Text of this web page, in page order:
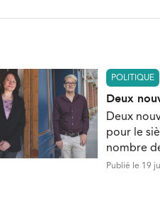
POLITIQUE
Deux
Deux
pour le
nombre
Publié le 19